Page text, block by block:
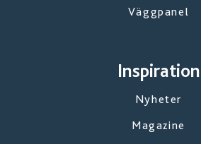
Väggpanel
Inspiration
Nyheter
Magazine